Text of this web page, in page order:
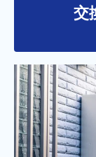
交